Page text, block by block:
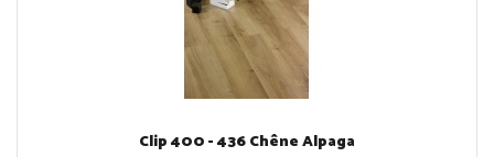
Clip 400 - 436 Chêne Alpaga